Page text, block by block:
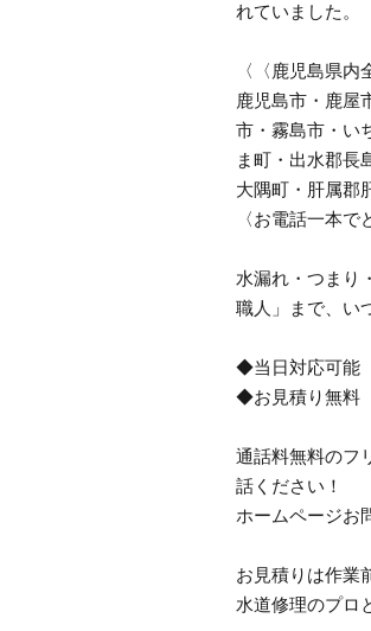
れていました。
〈〈鹿児島県内
鹿児島市・鹿屋
市・霧島市・い
ま町・出水郡長
大隅町・肝属郡
〈お電話一本で
水漏れ・つまり
職人」まで、い
◆当日対応可能
◆お見積り無料
通話料無料のフ
話ください！
ホームページお
お見積りは作業
水道修理のプロ